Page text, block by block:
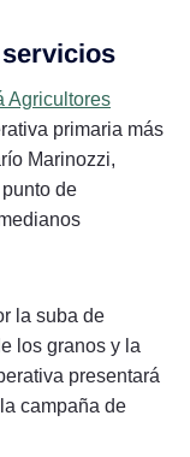
servicios
Agricultores
primaria más
Marinozzi,
de
la suba de
los granos y la
presentará
campaña de